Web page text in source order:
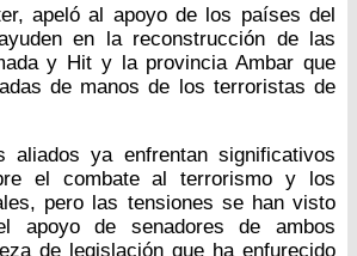
apeló al apoyo de los países del
en la reconstrucción de las
y Hit y la provincia Ambar que
de manos de los terroristas de
aliados ya enfrentan significativos
el combate al terrorismo y los
pero las tensiones se han visto
apoyo de senadores de ambos
de legislación que ha enfurecido